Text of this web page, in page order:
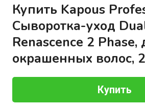
Купить Kapous
Сыворотка-уход
Renascence 2 Phase,
окрашенных волос,
Купить